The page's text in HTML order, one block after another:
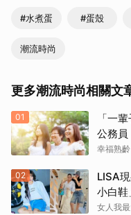
#水煮蛋 #蛋殼
潮流時尚
更多潮流時尚相關文
01
「一
公務員
欣賞就
幸福熟
02
LISA
小白
走！
女人我